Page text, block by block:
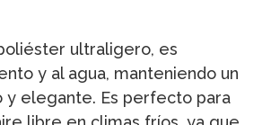
ultraligero, es
y al agua, manteniendo un
y elegante. Es perfecto para